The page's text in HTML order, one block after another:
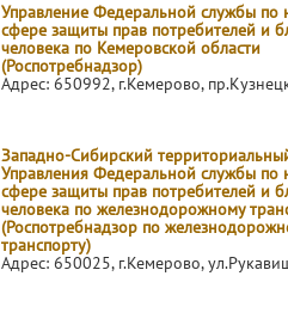
Управление Федеральной службы по
сфере защиты прав потребителей и
человека по Кемеровской области
(Роспотребнадзор)
Адрес: 650992, г.Кемерово,
Западно-Сибирский
Управления Федеральной службы по
сфере защиты прав потребителей и
человека по железнодорожному
(Роспотребнадзор по
транспорту)
Адрес: 650025, г.Кемерово,